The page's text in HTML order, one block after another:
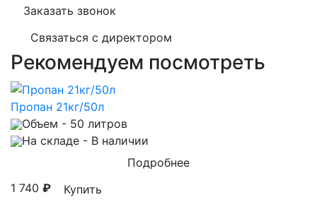
Заказать звонок
Связаться с директором
Рекомендуем посмотреть
Пропан 21кг/50л
Объем - 50 литров
На складе - В наличии
Подробнее
1 740 ₽ Купить